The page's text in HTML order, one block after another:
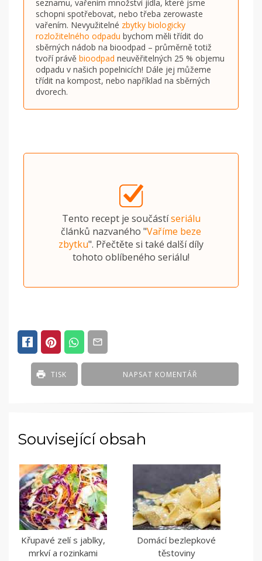
seznamu, vařením množství jídla, které jsme
schopni spotřebovat, nebo třeba zerowaste
vařením. Nevyužitelné zbytky biologicky
rozložitelného odpadu bychom měli třídit do
sběrných nádob na bioodpad – průměrně totiž
tvoří právě bioodpad neuvěřitelných 25 % objemu
odpadu v našich popelnicích! Dále jej můžeme
třídit na kompost, nebo například na sběrných
dvorech.
Tento recept je součástíseriálu
článků nazvaného "Vaříme beze
zbytku". Přečtěte si také další díly
tohoto oblíbeného seriálu!
NAPSAT KOMENTÁŘ
TISK
Související obsah
Křupavé zelí s jablky,
mrkví a rozinkami
Domácí bezlepkové
těstoviny